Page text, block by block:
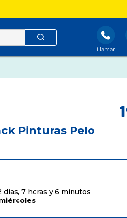
Llamar
Pinturas Pelo
días, 7 horas y 6 minutos
miércoles